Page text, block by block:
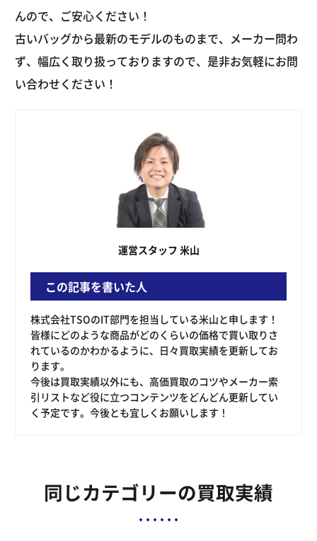
んので、ご安心ください！
古いバッグから最新のモデルのものまで、メーカー問わ
ず、幅広く取り扱っておりますので、是非お気軽にお問
い合わせください！
運営スタッフ 米山
この記事を書いた人
株式会社TSOのIT部門を担当している米山と申します！
皆様にどのような商品がどのくらいの価格で買い取りさ
れているのかわかるように、日々買取実績を更新してお
ります。
今後は買取実績以外にも、高価買取のコツやメーカー索
引リストなど役に立つコンテンツをどんどん更新してい
く予定です。今後とも宜しくお願いします！
同じカテゴリーの買取実績